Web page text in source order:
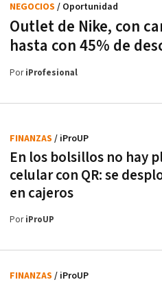
Outlet de Nike, con
hasta con 45% de
NEGOCIOS / Oportunidad
PoriProfesional
En los bolsillos no hay
celular con QR: se
en cajeros
FINANZAS / iProUP
PoriProUP
FINANZAS / iProUP